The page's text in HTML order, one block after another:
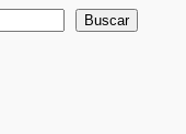
Buscar